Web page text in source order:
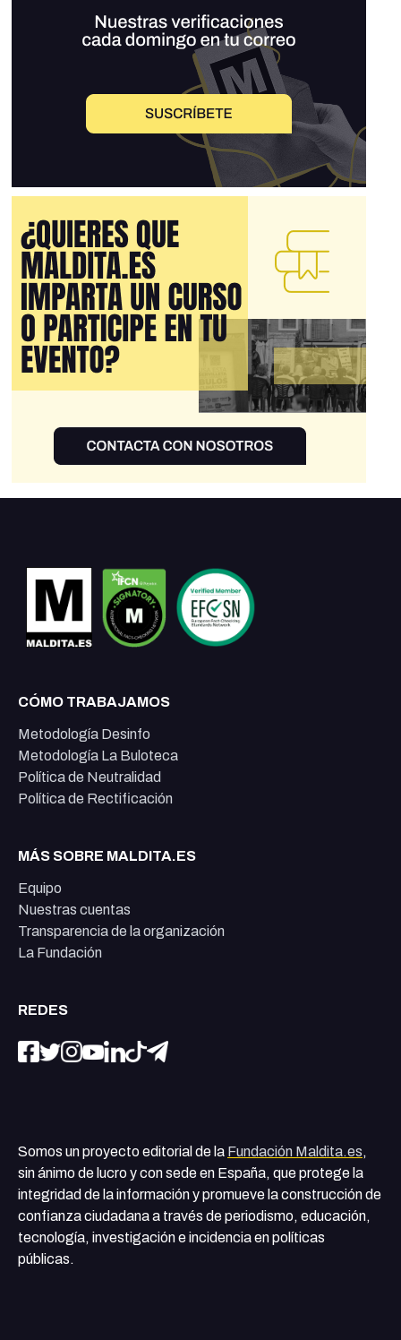
CÓMO TRABAJAMOS
Metodología Desinfo
Metodología La Buloteca
Política de Neutralidad
Política de Rectificación
MÁS SOBRE MALDITA.ES
Equipo
Nuestras cuentas
Transparencia de la organización
La Fundación
REDES
Somos un proyecto editorial de la Fundación Maldita.es,
sin ánimo de lucro y con sede en España, que protege la
integridad de la información y promueve la construcción de
confianza ciudadana a través de periodismo, educación,
tecnología, investigación e incidencia en políticas
públicas.